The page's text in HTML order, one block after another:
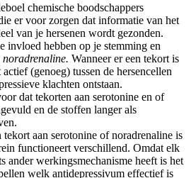
chemische boodschappers
er voor zorgen dat informatie van het
van je hersenen wordt gezonden.
invloed hebben op je stemming en
noradrenaline. Wanneer er een tekort is
(genoeg) tussen de hersencellen
klachten ontstaan.
dat tekorten aan serotonine en of
en de stoffen langer als
tekort aan serotonine of noradrenaline is
functioneert verschillend. Omdat elk
ander werkingsmechanisme heeft is het
welk antidepressivum effectief is